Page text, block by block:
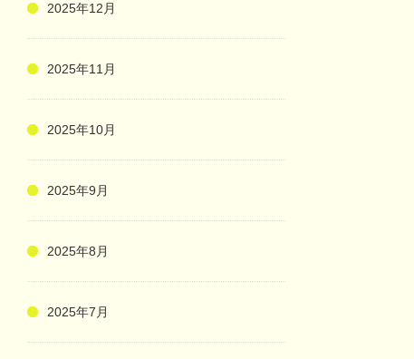
2025年12月
2025年11月
2025年10月
2025年9月
2025年8月
2025年7月